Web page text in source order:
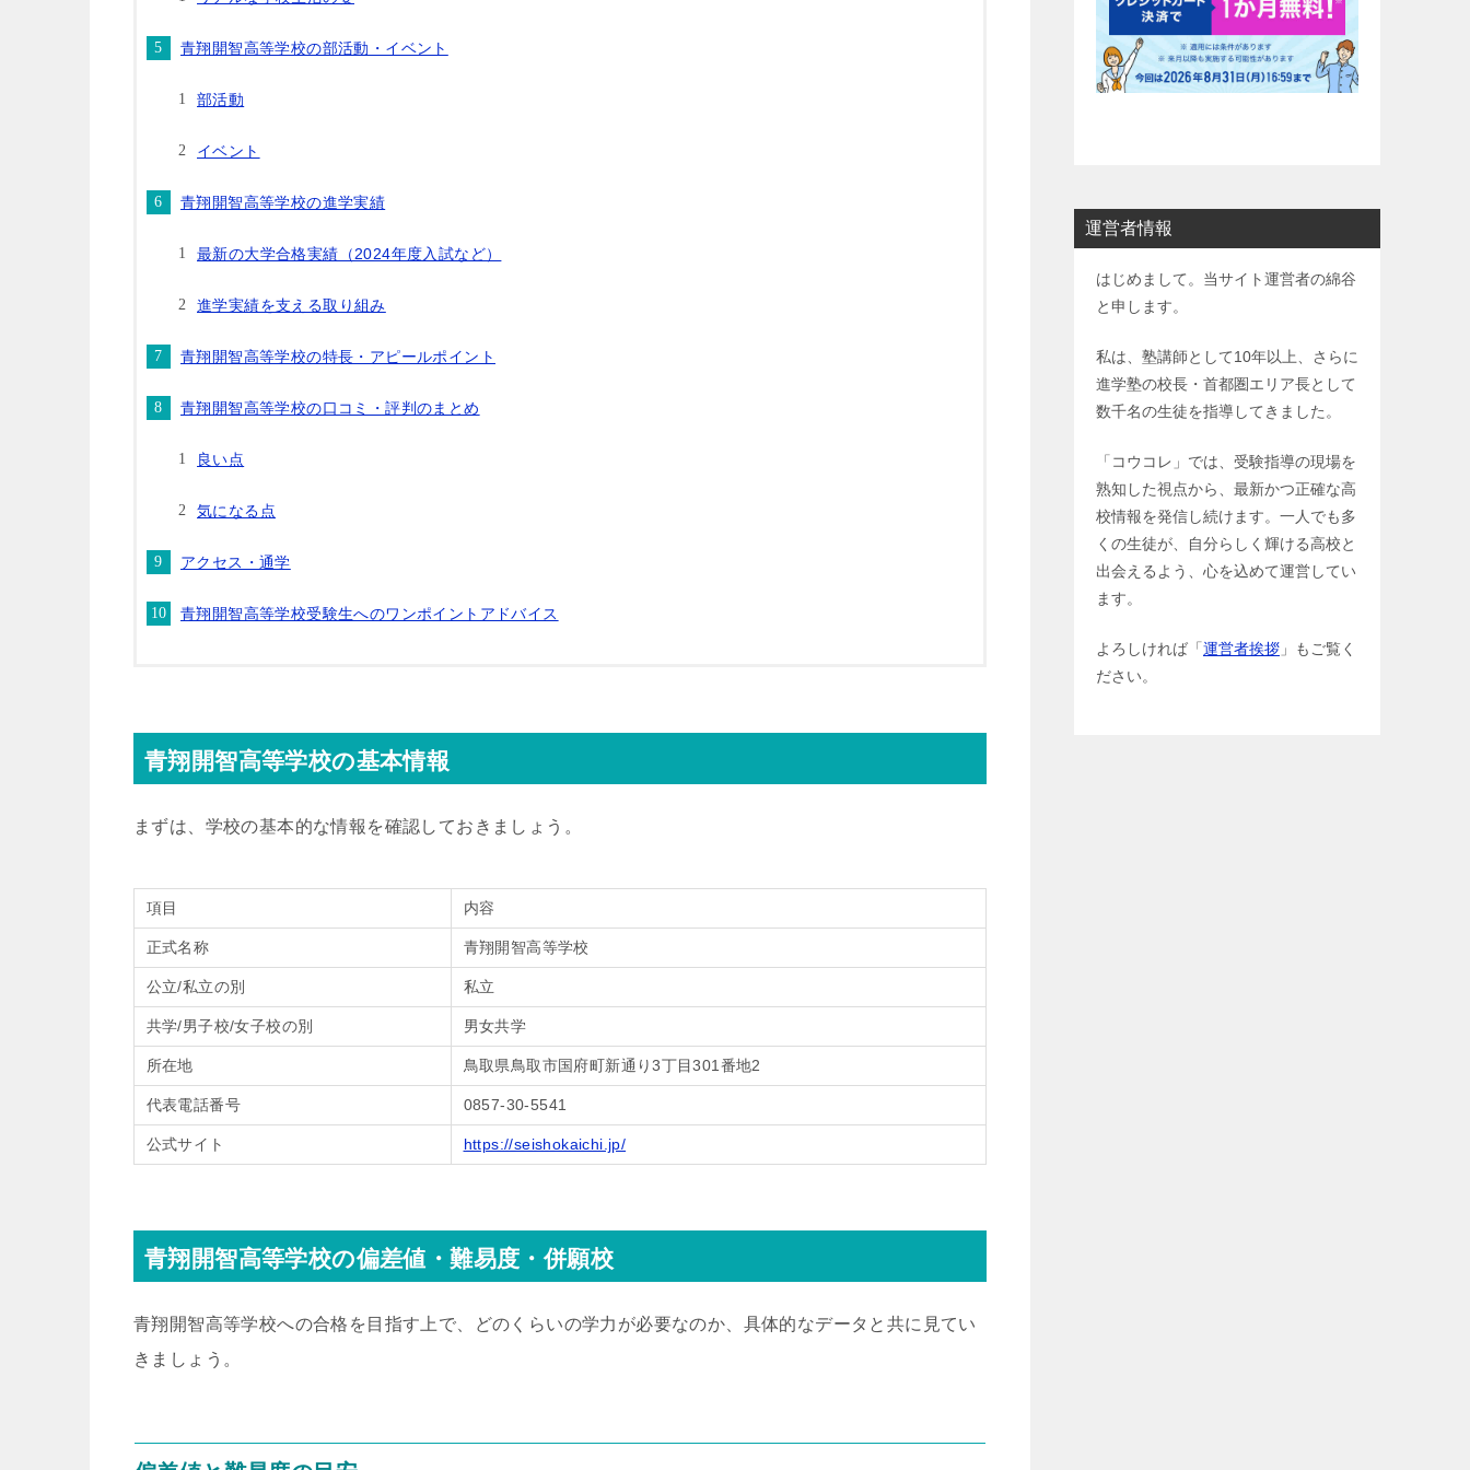
青翔開智高等学校の部活動・イベント
部活動
イベント
青翔開智高等学校の進学実績
最新の大学合格実績（2024年度入試など）
進学実績を支える取り組み
青翔開智高等学校の特長・アピールポイント
青翔開智高等学校の口コミ・評判のまとめ
良い点
気になる点
アクセス・通学
青翔開智高等学校受験生へのワンポイントアドバイス
青翔開智高等学校の基本情報
まずは、学校の基本的な情報を確認しておきましょう。
項目 内容
正式名称 青翔開智高等学校
公立/私立の別 私立
共学/男子校/女子校の別 男女共学
所在地 鳥取県鳥取市国府町新通り3丁目301番地2
代表電話番号 0857-30-5541
公式サイト https://seishokaichi.jp/
青翔開智高等学校の偏差値・難易度・併願校
青翔開智高等学校への合格を目指す上で、どのくらいの学力が必要なのか、具体的なデータと共に見てい
きましょう。
運営者情報
はじめまして。当サイト運営者の綿谷
と申します。
私は、塾講師として10年以上、さらに
進学塾の校長・首都圏エリア長として
数千名の生徒を指導してきました。
「コウコレ」では、受験指導の現場を
熟知した視点から、最新かつ正確な高
校情報を発信し続けます。一人でも多
くの生徒が、自分らしく輝ける高校と
出会えるよう、心を込めて運営してい
ます。
よろしければ「運営者挨拶 」もご覧く
ださい。